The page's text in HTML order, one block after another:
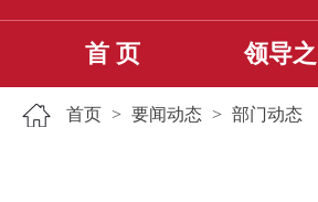
首 页 领导
首页 > 要闻动态 > 部门动态